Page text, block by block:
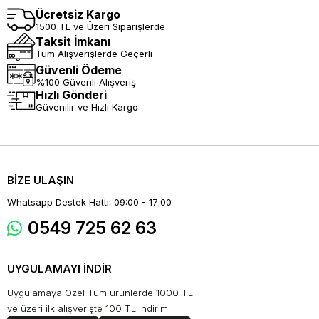
Ücretsiz Kargo
1500 TL ve Üzeri Siparişlerde
Taksit İmkanı
Tüm Alışverişlerde Geçerli
Güvenli Ödeme
%100 Güvenli Alışveriş
Hızlı Gönderi
Güvenilir ve Hızlı Kargo
BİZE ULAŞIN
Whatsapp Destek Hattı: 09:00 - 17:00
0549 725 62 63
UYGULAMAYI İNDİR
Uygulamaya Özel Tüm ürünlerde 1000 TL
ve üzeri ilk alışverişte 100 TL indirim